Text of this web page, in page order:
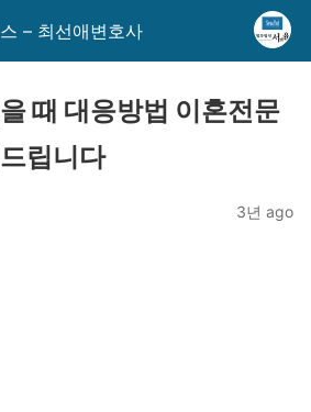
– 최선애변호사
때 대응방법 이혼전문
립니다
3년 ago